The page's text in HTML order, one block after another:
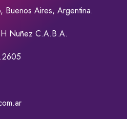
Buenos Aires, Argentina.
Nuñez C.A.B.A.